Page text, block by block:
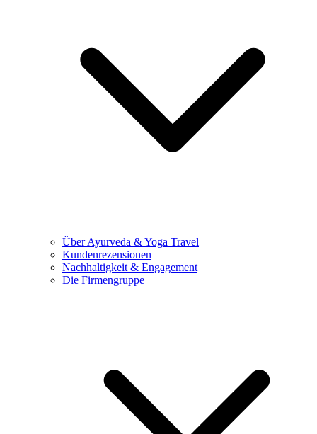
Über Ayurveda & Yoga Travel
Kundenrezensionen
Nachhaltigkeit & Engagement
Die Firmengruppe